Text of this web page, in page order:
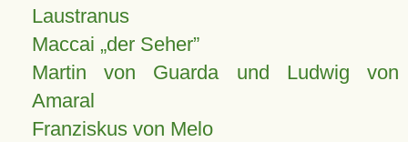
Laustranus
Maccai „der Seher”
Martin von Guarda und Ludwig von
Amaral
Franziskus von Melo